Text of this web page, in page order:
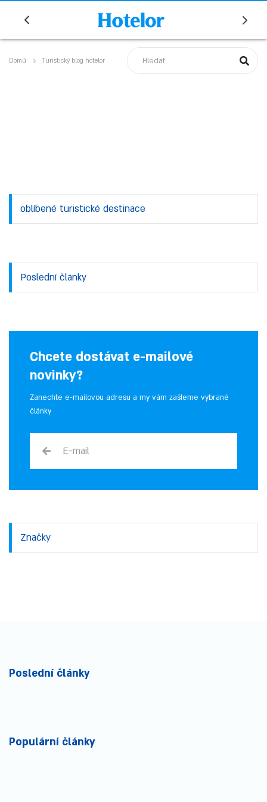
Domů Turistický blog hotelor
oblíbené turistické destinace
Poslední články
Chcete dostávat e-mailové
novinky?
Zanechte e-mailovou adresu a my vám zašleme vybrané
články
Značky
Poslední články
Populární články